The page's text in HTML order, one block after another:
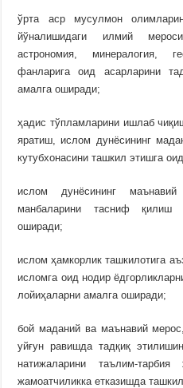
ўрта аср мусулмон
йўналишидаги илмий
астрономия, минералогия,
фанларига оид асарларини
амалга оширади;
ҳадис тўпламларини ишлаб
яратиш, ислом дунёсининг
кутубхонасини ташкил этишга
ислом дунёсининг
манбаларини тасниф қилиш
оширади;
ислом ҳамкорлик ташкилотига
исломга оид нодир
лойиҳаларни амалга оширади;
бой маданий ва маънавий
уйғун равишда тадқиқ
натижаларини таълим-
жамоатчиликка етказишда